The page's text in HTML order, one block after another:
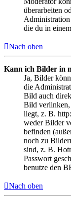
überarbeiten
Administration
die du in
Nach oben
Kann ich Bilder in
Ja, Bilder
die
Bild auch
Bild verlinken,
liegt, z. B.
weder Bilder
befinden
noch zu
sind, z. B.
Passwort
benutze den
Nach oben